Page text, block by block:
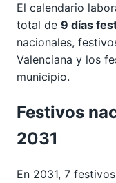
El calendario
total de 9 días
nacionales,
Valenciana y los
municipio.
Festivos
2031
En 2031, 7